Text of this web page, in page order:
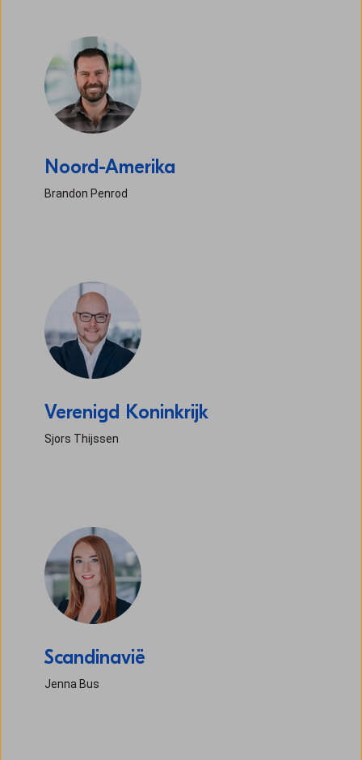
Noord-Amerika
Brandon Penrod
Verenigd Koninkrijk
Sjors Thijssen
Scandinavië
Jenna Bus